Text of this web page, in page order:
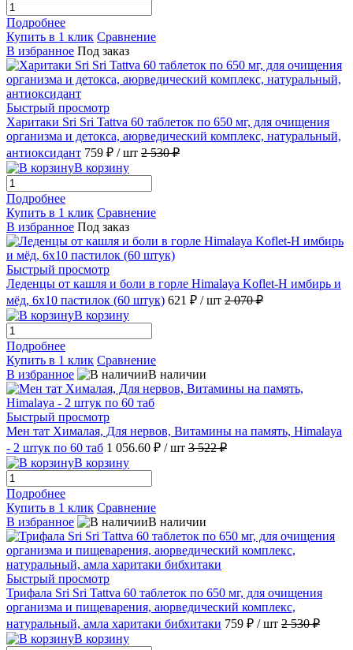
Подробнее
Купить в 1 клик Сравнение
В избранное Под заказ
Быстрый просмотр
Харитаки Sri Sri Tattva 60 таблеток по 650 мг, для очищения
организма и детокса, аюрведический комплекс, натуральный,
антиоксидант 759 ₽ / шт 2 530 ₽
В корзину
Подробнее
Купить в 1 клик Сравнение
В избранное Под заказ
Быстрый просмотр
Леденцы от кашля и боли в горле Himalaya Koflet-H имбирь и
мёд, 6х10 пастилок (60 штук) 621 ₽ / шт 2 070 ₽
В корзину
Подробнее
Купить в 1 клик Сравнение
В избранное
В наличии
Быстрый просмотр
Мен тат Хималая, Для нервов, Витамины на память, Himalaya
- 2 штук по 60 таб 1 056.60 ₽ / шт 3 522 ₽
В корзину
Подробнее
Купить в 1 клик Сравнение
В избранное
В наличии
Быстрый просмотр
Трифала Sri Sri Tattva 60 таблеток по 650 мг, для очищения
организма и пищеварения, аюрведический комплекс,
натуральный, амла харитаки бибхитаки 759 ₽ / шт 2 530 ₽
В корзину